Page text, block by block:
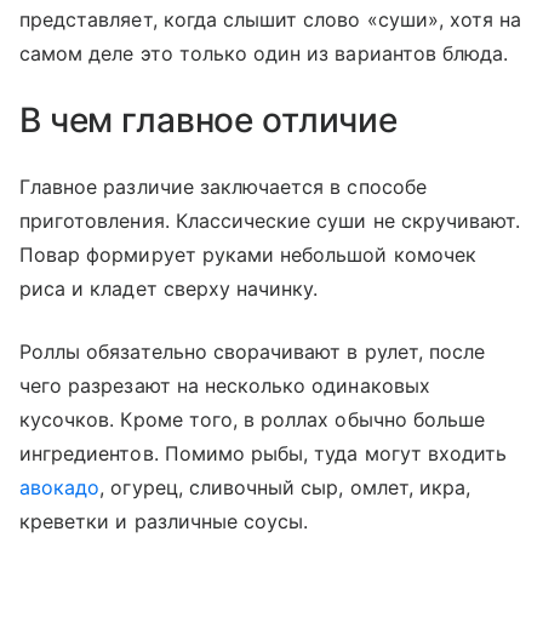
представляет, когда слышит слово «суши», хотя на
самом деле это только один из вариантов блюда.
В чем главное отличие
Главное различие заключается в способе
приготовления. Классические суши не скручивают.
Повар формирует руками небольшой комочек
риса и кладет сверху начинку.
Роллы обязательно сворачивают в рулет, после
чего разрезают на несколько одинаковых
кусочков. Кроме того, в роллах обычно больше
ингредиентов. Помимо рыбы, туда могут входить
авокадо, огурец, сливочный сыр, омлет, икра,
креветки и различные соусы.